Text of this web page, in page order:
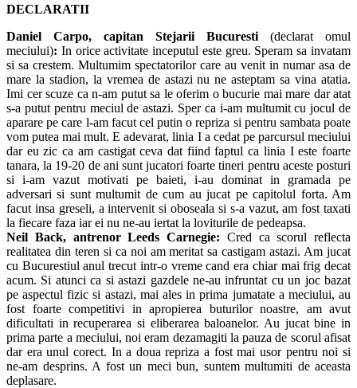
DECLARATII
Daniel Carpo, capitan Stejarii Bucuresti (declarat omul
meciului): In orice activitate inceputul este greu. Speram sa invatam
si sa crestem. Multumim spectatorilor care au venit in numar asa de
mare la stadion, la vremea de astazi nu ne asteptam sa vina atatia.
Imi cer scuze ca n-am putut sa le oferim o bucurie mai mare dar atat
s-a putut pentru meciul de astazi. Sper ca i-am multumit cu jocul de
aparare pe care l-am facut cel putin o repriza si pentru sambata poate
vom putea mai mult. E adevarat, linia I a cedat pe parcursul meciului
dar eu zic ca am castigat ceva dat fiind faptul ca linia I este foarte
tanara, la 19-20 de ani sunt jucatori foarte tineri pentru aceste posturi
si i-am vazut motivati pe baieti, i-au dominat in gramada pe
adversari si sunt multumit de cum au jucat pe capitolul forta. Am
facut insa greseli, a intervenit si oboseala si s-a vazut, am fost taxati
la fiecare faza iar ei nu ne-au iertat la loviturile de pedeapsa.
Neil Back, antrenor Leeds Carnegie: Cred ca scorul reflecta
realitatea din teren si ca noi am meritat sa castigam astazi. Am jucat
cu Bucurestiul anul trecut intr-o vreme cand era chiar mai frig decat
acum. Si atunci ca si astazi gazdele ne-au infruntat cu un joc bazat
pe aspectul fizic si astazi, mai ales in prima jumatate a meciului, au
fost foarte competitivi in apropierea buturilor noastre, am avut
dificultati in recuperarea si eliberarea baloanelor. Au jucat bine in
prima parte a meciului, noi eram dezamagiti la pauza de scorul afisat
dar era unul corect. In a doua repriza a fost mai usor pentru noi si
ne-am desprins. A fost un meci bun, suntem multumiti de aceasta
deplasare.